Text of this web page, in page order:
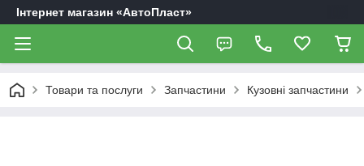
Інтернет магазин «АвтоПласт»
Товари та послуги Запчастини Кузовні запчастини